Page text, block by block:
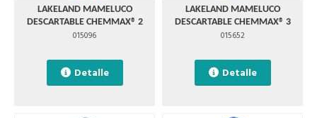
LAKELAND MAMELUCO
DESCARTABLE CHEMMAX® 2
015096
Detalle
LAKELAND MAMELUCO
DESCARTABLE CHEMMAX® 3
015652
Detalle